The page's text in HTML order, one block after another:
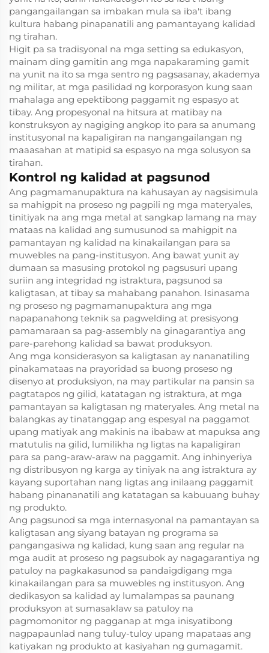
pangangailangan sa imbakan mula sa iba't ibang
kultura habang pinapanatili ang pamantayang kalidad
ng tirahan.
Higit pa sa tradisyonal na mga setting sa edukasyon,
mainam ding gamitin ang mga napakaraming gamit
na yunit na ito sa mga sentro ng pagsasanay, akademya
ng militar, at mga pasilidad ng korporasyon kung saan
mahalaga ang epektibong paggamit ng espasyo at
tibay. Ang propesyonal na hitsura at matibay na
konstruksyon ay nagiging angkop ito para sa anumang
institusyonal na kapaligiran na nangangailangan ng
maaasahan at matipid sa espasyo na mga solusyon sa
tirahan.
Kontrol ng kalidad at pagsunod
Ang pagmamanupaktura na kahusayan ay nagsisimula
sa mahigpit na proseso ng pagpili ng mga materyales,
tinitiyak na ang mga metal at sangkap lamang na may
mataas na kalidad ang sumusunod sa mahigpit na
pamantayan ng kalidad na kinakailangan para sa
muwebles na pang-institusyon. Ang bawat yunit ay
dumaan sa masusing protokol ng pagsusuri upang
suriin ang integridad ng istraktura, pagsunod sa
kaligtasan, at tibay sa mahabang panahon. Isinasama
ng proseso ng pagmamanupaktura ang mga
napapanahong teknik sa pagwelding at presisyong
pamamaraan sa pag-assembly na ginagarantiya ang
pare-parehong kalidad sa bawat produksyon.
Ang mga konsiderasyon sa kaligtasan ay nananatiling
pinakamataas na prayoridad sa buong proseso ng
disenyo at produksiyon, na may partikular na pansin sa
pagtatapos ng gilid, katatagan ng istraktura, at mga
pamantayan sa kaligtasan ng materyales. Ang metal na
balangkas ay tinatanggap ang espesyal na paggamot
upang matiyak ang makinis na ibabaw at mapuksa ang
matutulis na gilid, lumilikha ng ligtas na kapaligiran
para sa pang-araw-araw na paggamit. Ang inhinyeriya
ng distribusyon ng karga ay tiniyak na ang istraktura ay
kayang suportahan nang ligtas ang inilaang paggamit
habang pinananatili ang katatagan sa kabuuang buhay
ng produkto.
Ang pagsunod sa mga internasyonal na pamantayan sa
kaligtasan ang siyang batayan ng programa sa
pangangasiwa ng kalidad, kung saan ang regular na
mga audit at proseso ng pagsubok ay nagagarantiya ng
patuloy na pagkakasunod sa pandaigdigang mga
kinakailangan para sa muwebles ng institusyon. Ang
dedikasyon sa kalidad ay lumalampas sa paunang
produksyon at sumasaklaw sa patuloy na
pagmomonitor ng pagganap at mga inisyatibong
nagpapaunlad nang tuluy-tuloy upang mapataas ang
katiyakan ng produkto at kasiyahan ng gumagamit.